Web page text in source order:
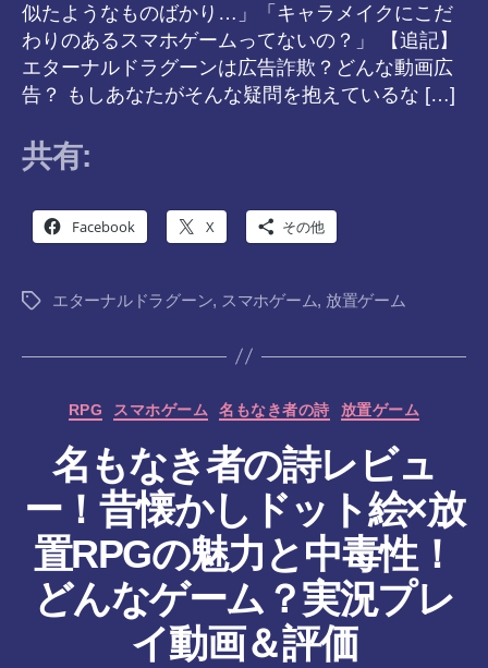
似たようなものばかり…」「キャラメイクにこだ
わりのあるスマホゲームってないの？」 【追記】
エターナルドラグーンは広告詐欺？どんな動画広
告？ もしあなたがそんな疑問を抱えているな […]
共有:
Facebook X その他
タ
エターナルドラグーン, スマホゲーム, 放置ゲーム
カ
ゴ
リ
RPG スマホゲーム 名もなき者の詩 放置ゲーム
名もなき者の詩レビュ
ー！昔懐かしドット絵×放
置RPGの魅力と中毒性！
どんなゲーム？実況プレ
イ動画＆評価
作
成
者
: